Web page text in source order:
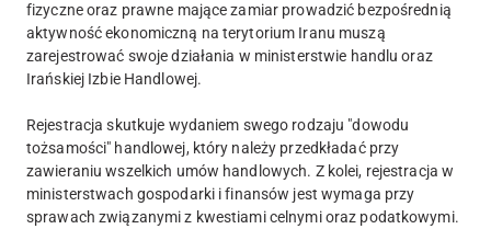
fizyczne oraz prawne mające zamiar prowadzić bezpośrednią
aktywność ekonomiczną na terytorium Iranu muszą
zarejestrować swoje działania w ministerstwie handlu oraz
Irańskiej Izbie Handlowej.
Rejestracja skutkuje wydaniem swego rodzaju "dowodu
tożsamości" handlowej, który należy przedkładać przy
zawieraniu wszelkich umów handlowych. Z kolei, rejestracja w
ministerstwach gospodarki i finansów jest wymaga przy
sprawach związanymi z kwestiami celnymi oraz podatkowymi.